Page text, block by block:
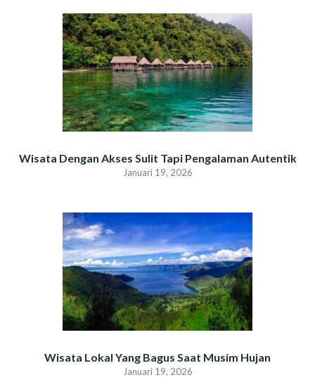
Wisata Dengan Akses Sulit Tapi Pengalaman Autentik
Januari 19, 2026
Wisata Lokal Yang Bagus Saat Musim Hujan
Januari 19, 2026